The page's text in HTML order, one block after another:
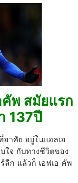
คัพ สมัยแรก
137ปี
าศัย อยู่ในแอลเอ
ใจ กับทางชีวิตของ
ลีก แล้วก็ เอฟเอ คัพ